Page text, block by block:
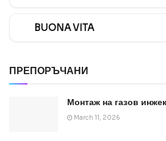
BUONA VITA
ПРЕПОРЪЧАНИ
Монтаж на газов
March 11, 2026